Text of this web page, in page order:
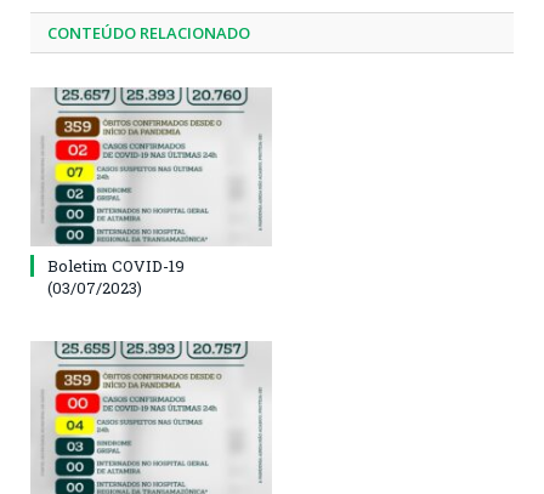
CONTEÚDO RELACIONADO
Boletim COVID-19
(03/07/2023)